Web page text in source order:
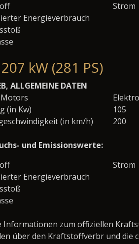
Strom
Energieverbrauch
207 kW (281 PS)
ALLGEMEINE DATEN
(in Kw)
105
(in km/h)
200
und Emissionswerte:
Strom
Energieverbrauch
Informationen zum offiziellen
über den Kraftstoffverbr und die